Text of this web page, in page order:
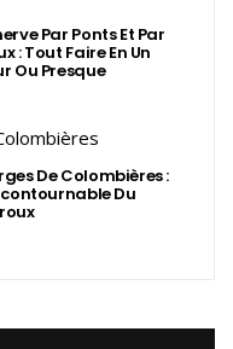
Par Ponts Et Par
: Tout Faire En Un
Ou Presque
De Colombières :
Du